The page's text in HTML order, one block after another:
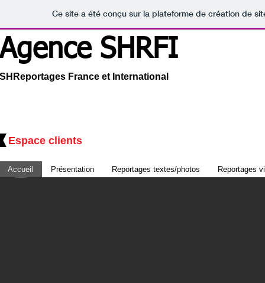
Ce site a été conçu sur la plateforme de création de
Agence SHRFI
SHReportages France et International
Espace clients
Accueil Présentation Reportages textes/photos Reportages